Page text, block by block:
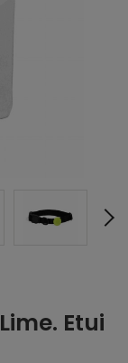
Etui